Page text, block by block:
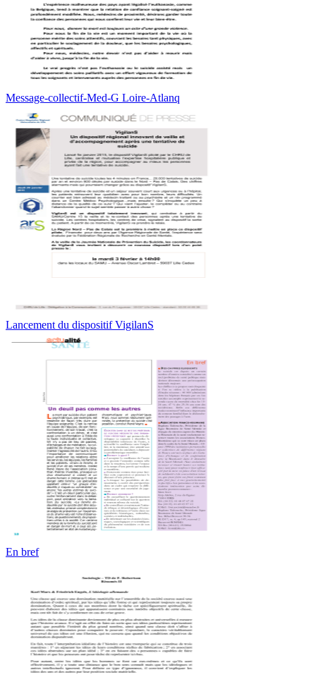
Message-collectif-Med-G Loire-Atlanq
Lancement du dispositif VigilanS
En bref